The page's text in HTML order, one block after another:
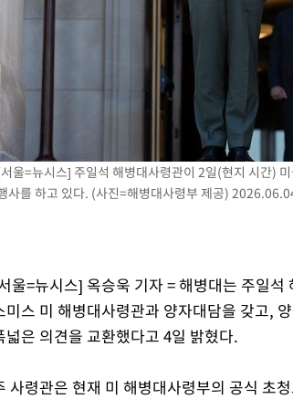
울=뉴시스] 주일석 해병대사령관이 2일(현지 시간)
사를 하고 있다. (사진=해병대사령부 제공)
울=뉴시스] 옥승욱 기자 = 해병대는 주일
미스 미 해병대사령관과 양자대담을 갖고,
넓은 의견을 교환했다고 4일 밝혔다.
사령관은 현재 미 해병대사령부의 공식 초